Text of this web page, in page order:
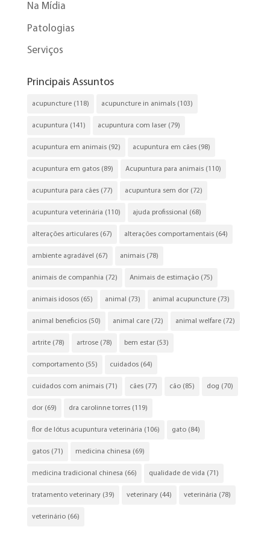
Na Mídia
Patologias
Serviços
Principais Assuntos
acupuncture(118) acupuncture in animals(103)
acupuntura (141) acupuntura com laser(79)
acupuntura em animais(92) acupuntura em cães(98)
acupuntura em gatos(89) Acupuntura para animais(110)
acupuntura para cães(77) acupuntura sem dor(72)
acupuntura veterinária (110) ajuda profissional (68)
alterações articulares(67) alterações comportamentais(64)
ambiente agradável (67) animais(78)
animais de companhia (72) Animais de estimação(75)
animais idosos(65) animal (73) animal acupuncture(73)
animal beneficios(50) animal care(72) animal welfare(72)
artrite(78) artrose(78) bem estar(53)
comportamento(55) cuidados(64)
cuidados com animais(71) cães(77) cão(85) dog (70)
dor(69) dra carolinne torres(119)
flor de lótus acupuntura veterinária (106) gato(84)
gatos(71) medicina chinesa (69)
medicina tradicional chinesa (66) qualidade de vida (71)
tratamento veterinary(39) veterinary(44) veterinária (78)
veterinário(66)